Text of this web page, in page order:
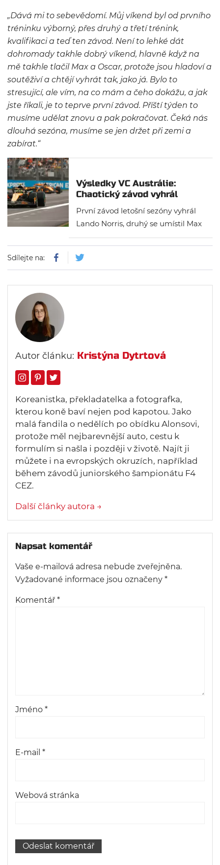
„Dává mi to sebevědomí. Můj víkend byl od prvního
tréninku výborný, přes druhý a třetí trénink,
kvalifikaci a teď ten závod. Není to lehké dát
dohromady takhle dobrý víkend, hlavně když na
mě takhle tlačil Max a Oscar, protože jsou hladoví a
soutěživí a chtějí vyhrát tak, jako já. Bylo to
stresující, ale vím, na co mám a čeho dokážu, a jak
jste říkali, je to teprve první závod. Příští týden to
musíme udělat znovu a pak pokračovat. Čeká nás
dlouhá sezóna, musíme se jen držet při zemi a
zabírat.“
Výsledky VC Austrálie:
Chaotický závod vyhrál
První závod letošní sezóny vyhrál
Lando Norris, druhý se umístil Max
Verstappen a na třetím místě
skončil George Russell. Závod
ovlivnilo nepředvídatelné počasí.
car a 6 jezdců nevidělo
Sdílejte na:
Autor článku: Kristýna Dytrtová
Koreanistka, překladatelka a fotografka,
kterou koně baví nejen pod kapotou. Jako
malá fandila o nedělích po obídku Alonsovi,
protože měl nejbarevnější auto, cestu k
formulím si našla i později v životě. Najít ji
můžete i na evropských okruzích, například
během závodů juniorského šampionátu F4
CEZ.
Další články autora →
Napsat komentář
Vaše e-mailová adresa nebude zveřejněna.
Vyžadované informace jsou označeny *
Komentář *
Jméno *
E-mail *
Webová stránka